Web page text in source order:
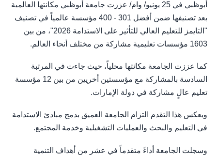
أبوظبي في 25 يونيو/ وام/ عززت جامعة أبوظبي مكانتها العالمية
بعد تصنيفها ضمن أفضل 301 - 400 مؤسسة عالمياً في تصنيف
"التايمز للتعليم العالي للتأثير على الاستدامة 2026"، من بين
1603 مؤسسات تعليمية مشاركة من مختلف أنحاء العالم.
كما عززت الجامعة مكانتها محلياً، حيث جاءت في المرتبة
السادسة بالمشاركة مع مؤسستين أخريين من بين 12 مؤسسة
تعليم عالٍ مشاركة في دولة الإمارات.
ويعكس هذا التقدم التزام الجامعة العميق بدمج مبادئ الاستدامة
في التعليم والبحث والعمليات التشغيلية وخدمة المجتمع.
وسجلت الجامعة أداءً متقدماً في عشر من أهداف التنمية